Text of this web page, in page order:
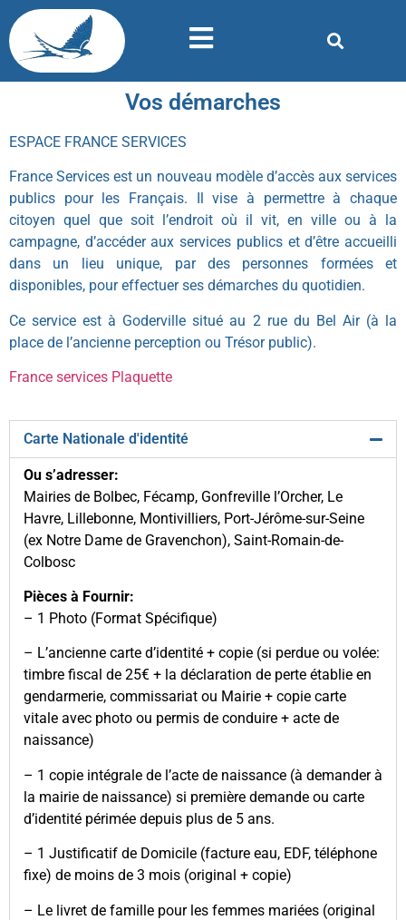
Vos démarches
ESPACE FRANCE SERVICES
France Services est un nouveau modèle d’accès aux services
publics pour les Français. Il vise à permettre à chaque
citoyen quel que soit l’endroit où il vit, en ville ou à la
campagne, d’accéder aux services publics et d’être accueilli
dans un lieu unique, par des personnes formées et
disponibles, pour effectuer ses démarches du quotidien.
Ce service est à Goderville situé au 2 rue du Bel Air (à la
place de l’ancienne perception ou Trésor public).
France services Plaquette
Carte Nationale d'identité
Ou s’adresser:
Mairies de Bolbec, Fécamp, Gonfreville l’Orcher, Le
Havre, Lillebonne, Montivilliers, Port-Jérôme-sur-Seine
(ex Notre Dame de Gravenchon), Saint-Romain-de-
Colbosc
Pièces à Fournir:
– 1 Photo (Format Spécifique)
– L’ancienne carte d’identité + copie (si perdue ou volée:
timbre fiscal de 25€ + la déclaration de perte établie en
gendarmerie, commissariat ou Mairie + copie carte
vitale avec photo ou permis de conduire + acte de
naissance)
– 1 copie intégrale de l’acte de naissance (à demander à
la mairie de naissance) si première demande ou carte
d’identité périmée depuis plus de 5 ans.
– 1 Justificatif de Domicile (facture eau, EDF, téléphone
fixe) de moins de 3 mois (original + copie)
– Le livret de famille pour les femmes mariées (original